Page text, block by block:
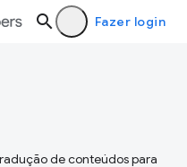
Fazer login
de conteúdos para